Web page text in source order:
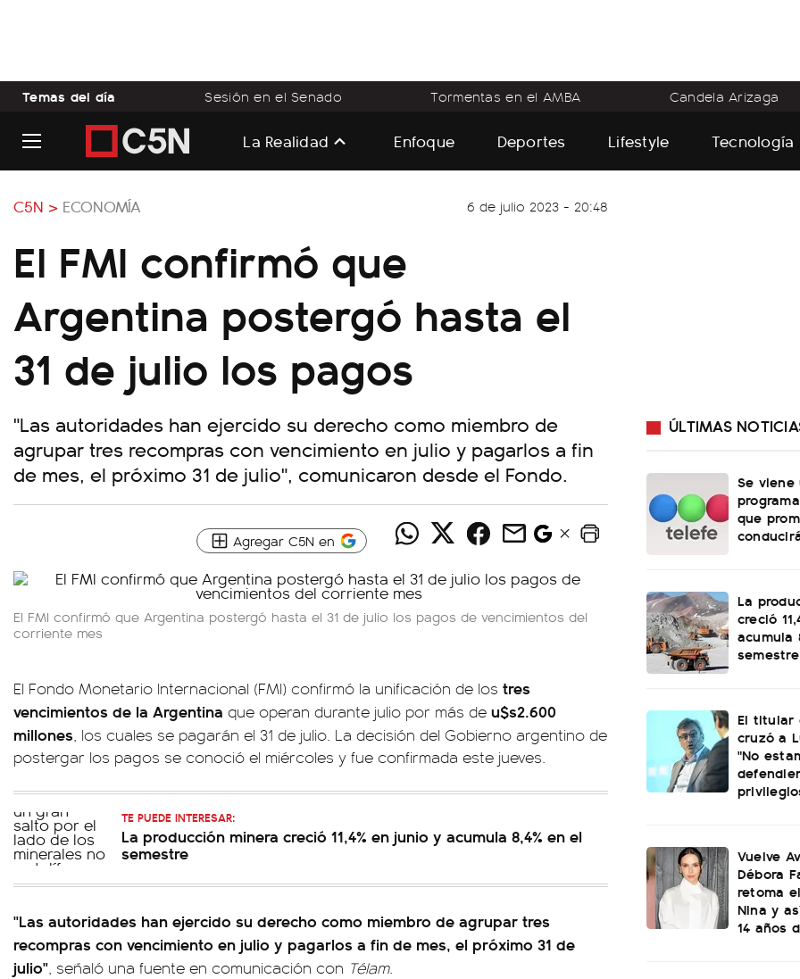
Temas del día Sesión en el Senado Tormentas en el AMBA Candela Arizaga
La Realidad Enfoque Deportes Lifestyle Tecnología
C5N > ECONOMÍA 6 de julio 2023 - 20:48
El FMI confirmó que
Argentina postergó hasta el
31 de julio los pagos
"Las autoridades han ejercido su derecho como miembro de
agrupar tres recompras con vencimiento en julio y pagarlos a fin
de mes, el próximo 31 de julio", comunicaron desde el Fondo.
Agregar C5N en
El FMI confirmó que Argentina postergó hasta el 31 de julio los pagos de vencimientos del
corriente mes
El Fondo Monetario Internacional (FMI) confirmó la unificación de los tres
vencimientos de la Argentina que operan durante julio por más de u$s2.600
millones, los cuales se pagarán el 31 de julio. La decisión del Gobierno argentino de
postergar los pagos se conoció el miércoles y fue confirmada este jueves.
TE PUEDE INTERESAR:
La producción minera creció 11,4% en junio y acumula 8,4% en el
semestre
"Las autoridades han ejercido su derecho como miembro de agrupar tres
recompras con vencimiento en julio y pagarlos a fin de mes, el próximo 31 de
julio", señaló una fuente en comunicación con Télam.
ÚLTIMAS
Se viene
que
La
creció
acumula
semestre
El titular
cruzó a
"No
Vuelve
Débora
retoma
Nina y
14 años